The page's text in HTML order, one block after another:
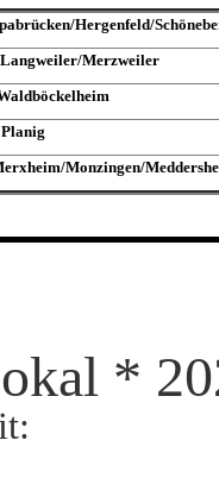
​Hergenfeld/​
Langweiler/​Merzweiler
​Monzingen/​
*